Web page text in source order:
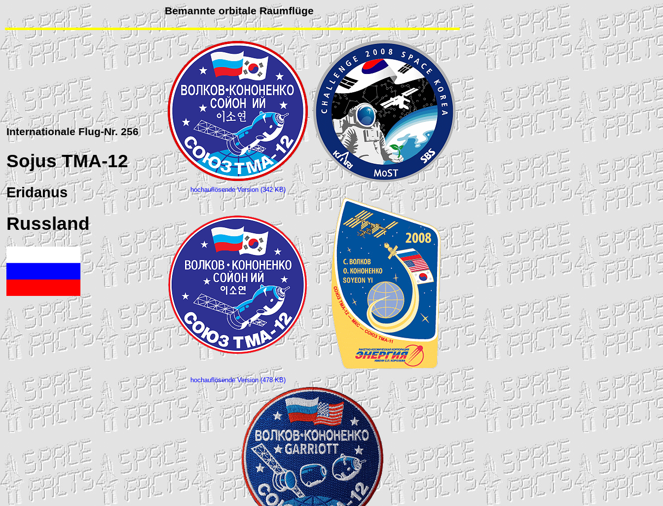
Bemannte orbitale Raumflüge
Internationale Flug-Nr. 256
SojusTMA-12
Eridanus
Russland
hochauflösende Version (342 KB)
hochauflösende Version (478 KB)